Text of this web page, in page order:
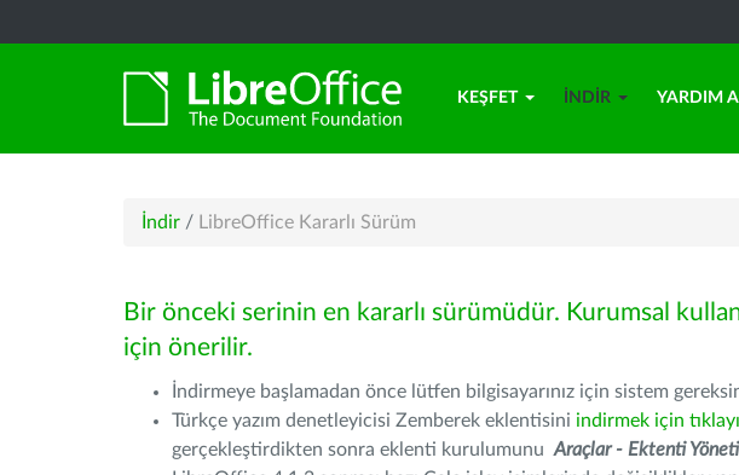
KEŞFET İNDIR YARDIM
İndir / LibreOffice Kararlı Sürüm
Bir önceki serinin en kararlı sürümüdür. Kurumsal
için önerilir.
İndirmeye başlamadan önce lütfen bilgisayarınız için sistem
Türkçe yazım denetleyicisi Zemberek eklentisini indirmek için
gerçekleştirdikten sonra eklenti kurulumunu Araçlar - Ektenti